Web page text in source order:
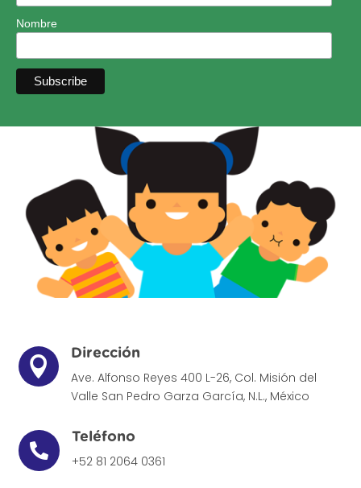
Nombre

Dirección
Ave. Alfonso Reyes 400 L-26, Col. Misión del
Valle San Pedro Garza García, N.L., México

Teléfono
+52 81 2064 0361